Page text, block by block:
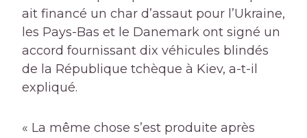
ait financé un char d’assaut pour l’Ukraine,
les Pays-Bas et le Danemark ont ​​signé un
accord fournissant dix véhicules blindés
de la République tchèque à Kiev, a-t-il
expliqué.
« La même chose s’est produite après